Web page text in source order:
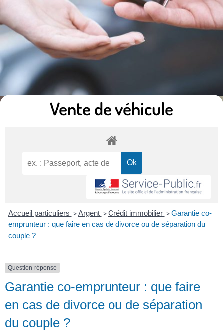
Vente de véhicule
Accueil particuliers > Argent > Crédit immobilier > Garantie co-
emprunteur : que faire en cas de divorce ou de séparation du
couple ?
Question-réponse
Garantie co-emprunteur : que faire
en cas de divorce ou de séparation
du couple ?